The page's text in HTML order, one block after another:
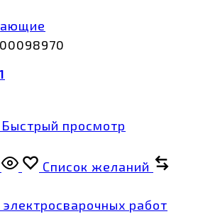
Быстрый просмотр
Список желаний
работ